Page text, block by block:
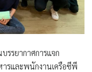
รรยากาศการแจก
ารและพนักงานเครือซีพี